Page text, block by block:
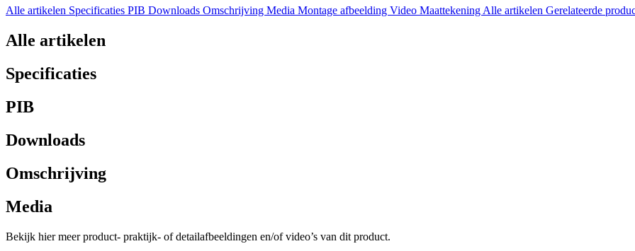
Alle artikelen Specificaties PIB Downloads Omschrijving Media Montage afbeelding Video MaattekeningAlle artikelen Gerelateerde
Alle artikelen
Specificaties
PIB
Downloads
Omschrijving
Media
Bekijk hier meer product- praktijk- of detailafbeeldingen en/of video’s van dit product.